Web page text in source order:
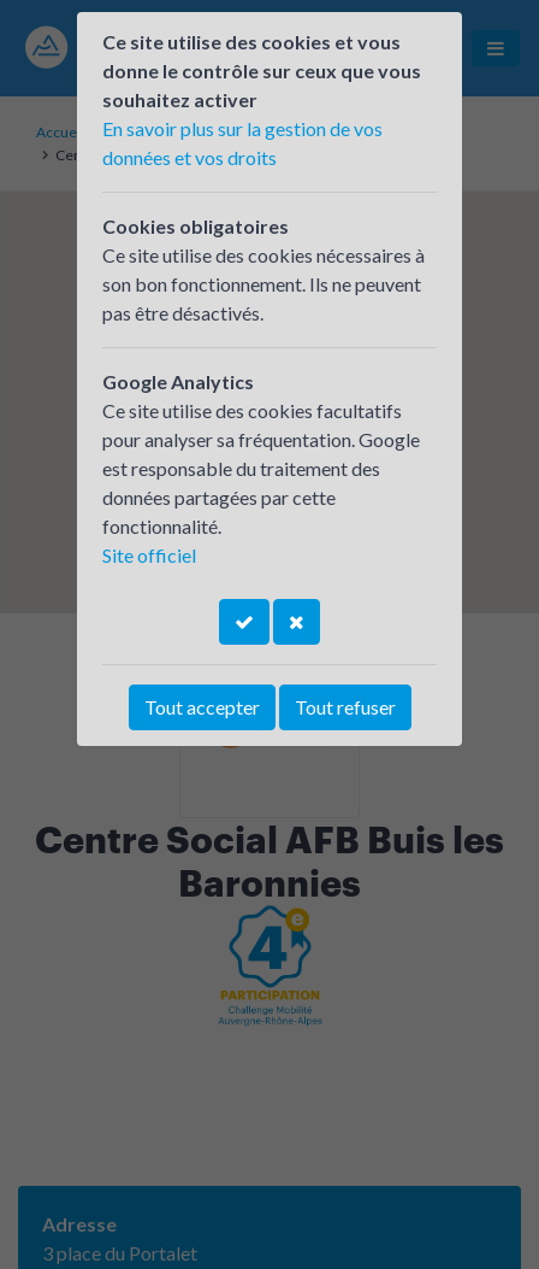
Accueil
Établissements inscrits
Centre Social AFB Buis les Baronnies
Centre Social AFB Buis les
Baronnies
Adresse
3 place du Portalet
Ce site utilise des cookies et vous
donne le contrôle sur ceux que vous
souhaitez activer
En savoir plus sur la gestion de vos
données et vos droits
Cookies obligatoires
Ce site utilise des cookies nécessaires à
son bon fonctionnement. Ils ne peuvent
pas être désactivés.
Google Analytics
Ce site utilise des cookies facultatifs
pour analyser sa fréquentation. Google
est responsable du traitement des
données partagées par cette
fonctionnalité.
Site officiel
Tout accepter Tout refuser